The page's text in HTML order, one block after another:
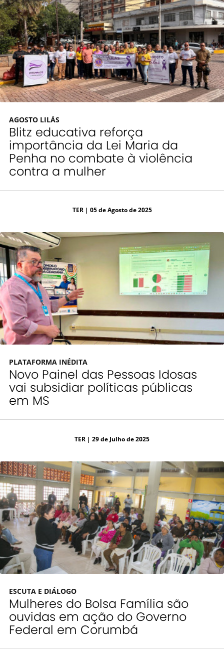
AGOSTO LILÁS
Blitz educativa reforça
importância da Lei Maria da
Penha no combate à violência
contra a mulher
TER| 05 de Agosto de 2025
PLATAFORMA INÉDITA
Novo Painel das Pessoas Idosas
vai subsidiar políticas públicas
em MS
TER | 29 de Julho de 2025
ESCUTA E DIÁLOGO
Mulheres do Bolsa Família são
ouvidas em ação do Governo
Federal em Corumbá